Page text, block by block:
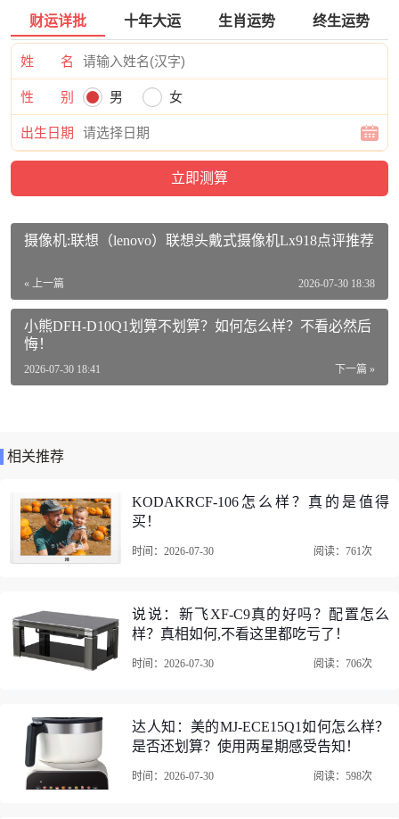
多乐信ER-60价格参考：
多乐信（DOROSIN）除湿机/抽湿机 除湿量60升/天 别墅 家
用地下室工业除湿器 APP手机遥控 ER-60活动到手价格1899
元【查看最近优惠活动】
多乐信ER-60相关参数：
品牌：多乐信（DOROSIN）
商品毛重：25.46kg
商品产地：中国大陆
货号：ER-60
附带排水管：带排水管
适用场景：家用
日除湿量：51-90L
特色功能：湿度监控，水满停机，万向轮
适用面积：120-180㎡
多乐信ER-60除湿机口碑评价
快递员很贴心帮我送到地下室，操作简单，马上用起来，今
天去看，满满的一箱水，感觉地下室干燥很多！好大呀，再
也不用睡水床了，很给力，几分钟就从86到73了，挺好用的
财运详批 十年大运 生肖运势 终生运势
姓 名
性 别 男 女
出生日期
摄像机:联想（lenovo）联想头戴式摄像机Lx918点评推荐
« 上一篇 2026-07-30 18:38
小熊DFH-D10Q1划算不划算？如何怎么样？不看必然后
悔！
下一篇 »
2026-07-30 18:41
相关推荐
KODAKRCF-106怎么样？真的是值得
买！
时间：2026-07-30 阅读：761次
说说：新飞XF-C9真的好吗？配置怎么
样？真相如何,不看这里都吃亏了！
时间：2026-07-30 阅读：706次
达人知：美的MJ-ECE15Q1如何怎么样？
是否还划算？使用两星期感受告知！
时间：2026-07-30 阅读：598次